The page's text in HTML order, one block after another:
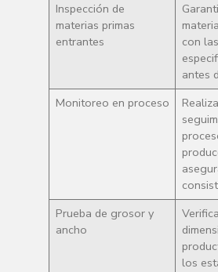
Inspección de
materias primas
entrantes
con las
antes
Monitoreo en proceso
Prueba de grosor y
ancho
los